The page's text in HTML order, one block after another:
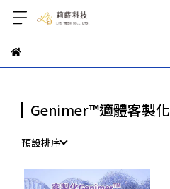
Genimer™適體客製化
預設排序